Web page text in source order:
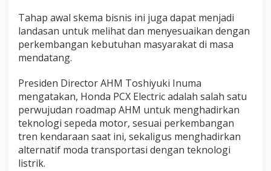
Tahap awal skema bisnis ini juga dapat menjadi
landasan untuk melihat dan menyesuaikan dengan
perkembangan kebutuhan masyarakat di masa
mendatang.
Presiden Director AHM Toshiyuki Inuma
mengatakan, Honda PCX Electric adalah salah satu
perwujudan roadmap AHM untuk menghadirkan
teknologi sepeda motor, sesuai perkembangan
tren kendaraan saat ini, sekaligus menghadirkan
alternatif moda transportasi dengan teknologi
listrik.